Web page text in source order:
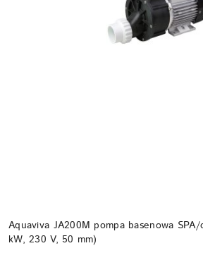
Aquaviva JA200M pompa basenowa
kW, 230 V, 50 mm)